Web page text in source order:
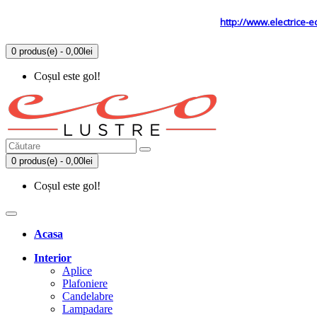
http://www.electrice-
0 produs(e) - 0,00lei
Coșul este gol!
0 produs(e) - 0,00lei
Coșul este gol!
Acasa
Interior
Aplice
Plafoniere
Candelabre
Lampadare